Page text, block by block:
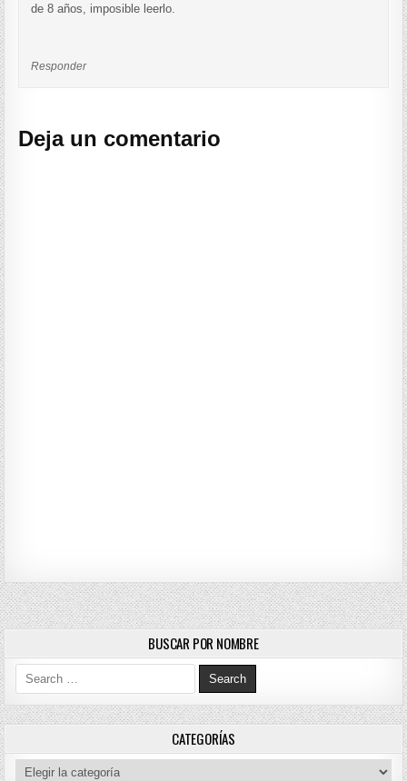
de 8 años, imposible leerlo.
Responder
Deja un comentario
BUSCAR POR NOMBRE
Search for:
CATEGORÍAS
Categorías